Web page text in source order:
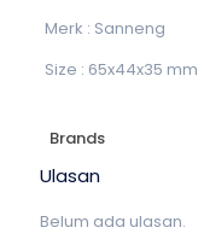
Merk : Sanneng
Size : 65x44x35 mm
Brands
Ulasan
Belum ada ulasan.